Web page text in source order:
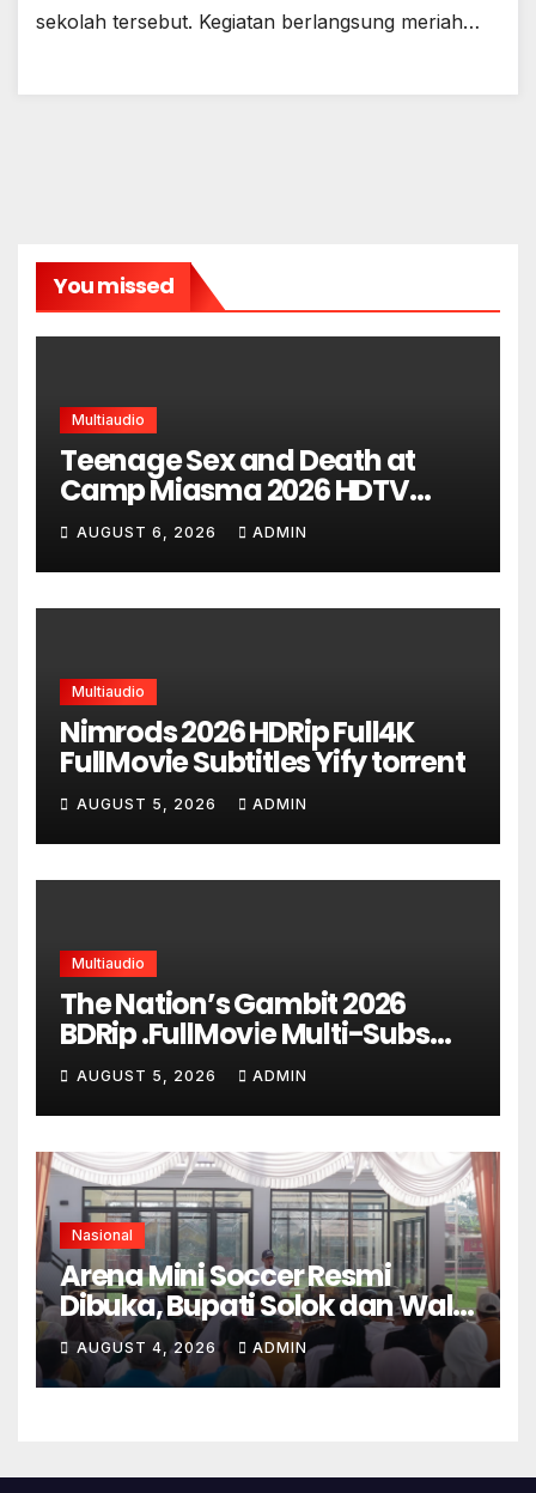
sekolah tersebut. Kegiatan berlangsung meriah…
You missed
Multiaudio
Teenage Sex and Death at
Camp Miasma 2026 HDTV
UltraHD HEVC Full Movie DDP5.1
torrent
AUGUST 6, 2026 ADMIN
Multiaudio
Nimrods 2026 HDRip Full4K
FullMovie Subtitles Yify torrent
AUGUST 5, 2026 ADMIN
Multiaudio
The Nation’s Gambit 2026
BDRip .FullMov𝗂e Multi-Subs
UHD
AUGUST 5, 2026 ADMIN
Nasional
Arena Mini Soccer Resmi
Dibuka, Bupati Solok dan Wali
Kota Kompak Dukung
Pembinaan Atlet
AUGUST 4, 2026 ADMIN